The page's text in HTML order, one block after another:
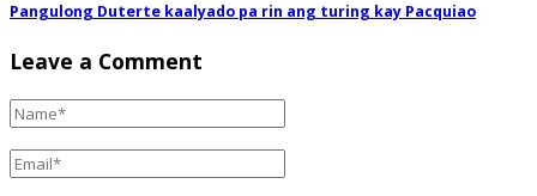
Pangulong Duterte kaalyado pa rin ang turing kay Pacquiao
Leave a Comment